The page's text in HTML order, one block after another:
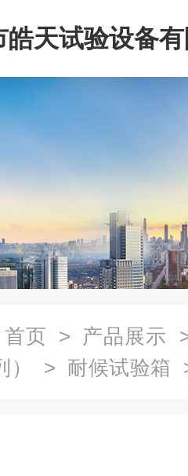
皓天试验设备
首页 > 产品展示
> 耐候试验箱